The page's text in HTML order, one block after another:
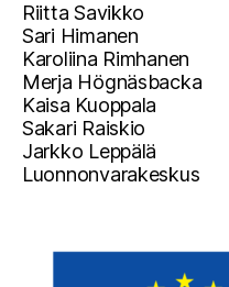
Riitta Savikko
Sari Himanen
Karoliina Rimhanen
Merja Högnäsbacka
Kaisa Kuoppala
Sakari Raiskio
Jarkko Leppälä
Luonnonvarakeskus